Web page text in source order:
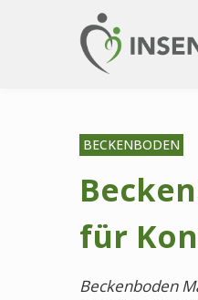
BECKENBODEN
für
Beckenboden